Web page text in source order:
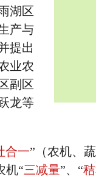
湖区
产与
提出
业农
副区
龙等
合一”（农机、
机“三减量”、“